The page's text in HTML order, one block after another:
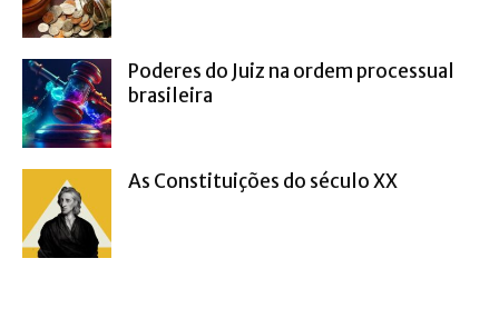
Poderes do Juiz na ordem processual
brasileira
As Constituições do século XX